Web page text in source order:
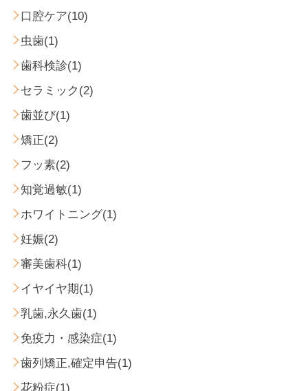
口腔ケア(10)
虫歯(1)
歯科検診(1)
セラミック(2)
歯並び(1)
矯正(2)
フッ素(2)
知覚過敏(1)
ホワイトニング(1)
妊娠(2)
審美歯科(1)
イヤイヤ期(1)
乳歯,永久歯(1)
免疫力・感染症(1)
歯列矯正,確定申告(1)
花粉症(1)